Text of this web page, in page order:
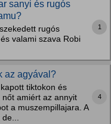
sanyi és rugós
rugós
valami szava Robi
1
az agyával?
tiktokon és
amiért az annyit
a muszempillajara. A
de...
4